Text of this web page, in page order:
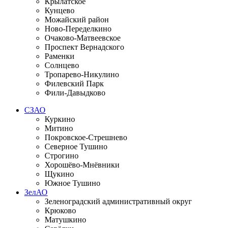
Кунцево
Можайский район
Ново-Переделкино
Очаково-Матвеевское
Проспект Вернадского
Раменки
Солнцево
Тропарево-Никулино
Филевский Парк
Фили-Давыдково
СЗАО
Куркино
Митино
Покровское-Стрешнево
Северное Тушино
Строгино
Хорошёво-Мнёвники
Щукино
Южное Тушино
ЗелАО
Зеленоградский административный округ
Крюково
Матушкино